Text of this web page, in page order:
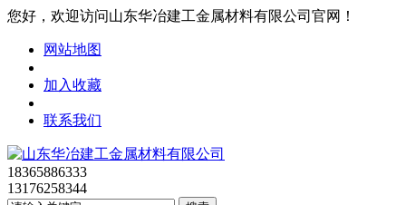
您好，欢迎访问山东华冶建工金属材料有限公司官网！
网站地图
加入收藏
联系我们
18365886333
13176258344